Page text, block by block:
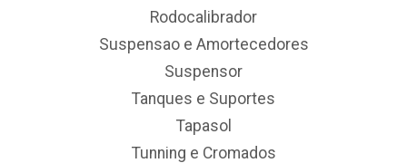
Rodocalibrador
Suspensao e Amortecedores
Suspensor
Tanques e Suportes
Tapasol
Tunning e Cromados